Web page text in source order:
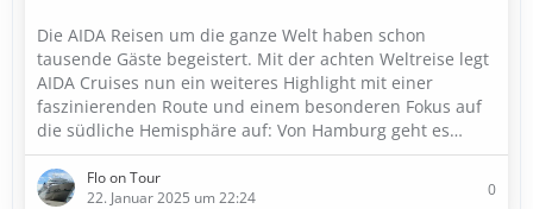
Die AIDA Reisen um die ganze Welt haben schon
tausende Gäste begeistert. Mit der achten Weltreise legt
AIDA Cruises nun ein weiteres Highlight mit einer
faszinierenden Route und einem besonderen Fokus auf
die südliche Hemisphäre auf: Von Hamburg geht es…
Flo on Tour
22. Januar 2025 um 22:24
0